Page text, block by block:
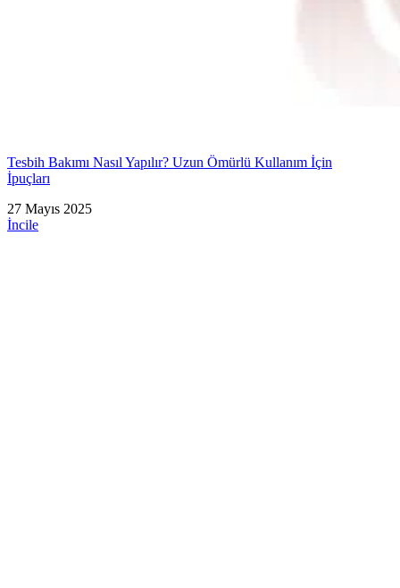
Tesbih Bakımı Nasıl Yapılır? Uzun Ömürlü Kullanım İçin
İpuçları
27 Mayıs 2025
İncile